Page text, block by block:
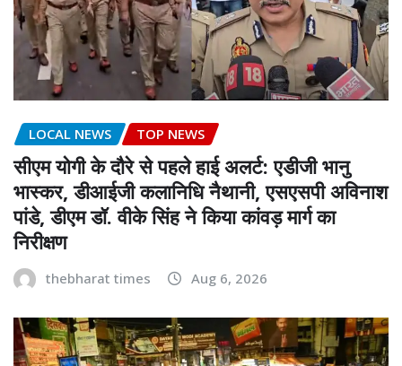
LOCAL NEWS TOP NEWS
सीएम योगी के दौरे से पहले हाई अलर्ट: एडीजी भानु
भास्कर, डीआईजी कलानिधि नैथानी, एसएसपी अविनाश
पांडे, डीएम डॉ. वीके सिंह ने किया कांवड़ मार्ग का
निरीक्षण
thebharat times Aug 6, 2026